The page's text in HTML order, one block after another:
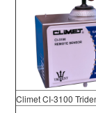
Climet CI-3100